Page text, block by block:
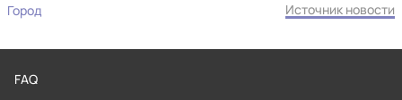
Город Источник новости
FAQ